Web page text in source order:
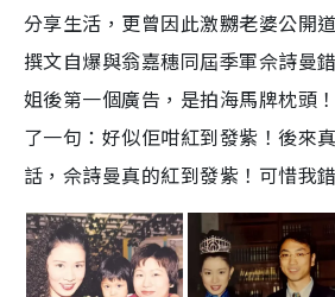
分享生活，更曾因此激嬲老婆公開
撰文自爆與翁嘉穗同屆季軍佘詩曼
姐後第一個廣告，是拍海馬牌枕頭
了一句：好似佢咁紅到發紫！後來
話，佘詩曼真的紅到發紫！可惜我錯